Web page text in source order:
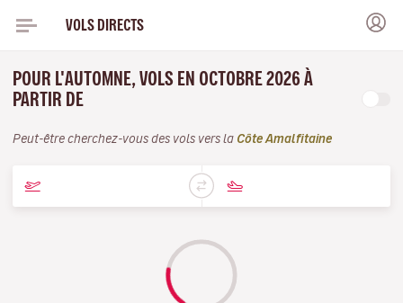
VOLS DIRECTS
POUR L'AUTOMNE, VOLS EN OCTOBRE 2026 À
PARTIR DE
Peut-être cherchez-vous des vols vers la Côte Amalfitaine